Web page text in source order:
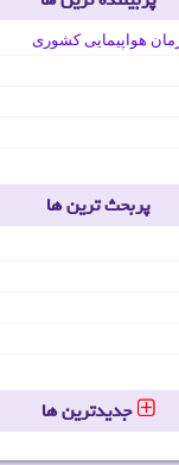
هواپیمایی کشوری
پربحث ترین ها
جدیدترین ها